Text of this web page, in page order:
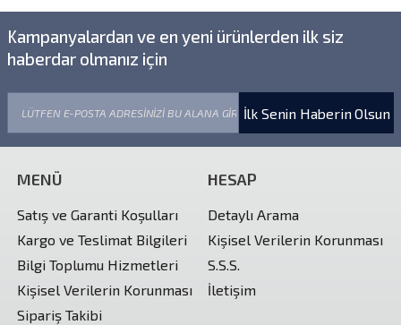
Kampanyalardan ve en yeni ürünlerden ilk siz
haberdar olmanız için
İlk Senin Haberin Olsun
MENÜ
Satış ve Garanti Koşulları
Kargo ve Teslimat Bilgileri
Bilgi Toplumu Hizmetleri
Kişisel Verilerin Korunması
Sipariş Takibi
HESAP
Detaylı Arama
Kişisel Verilerin Korunması
S.S.S.
İletişim